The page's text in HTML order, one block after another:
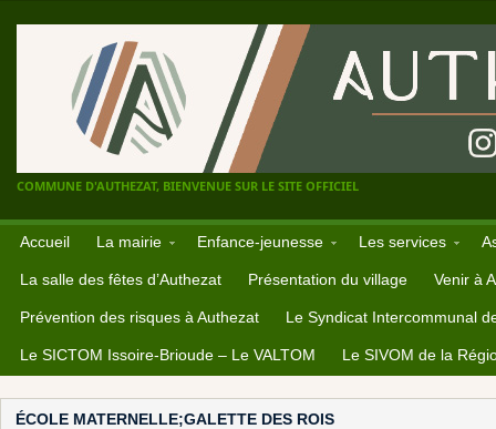
COMMUNE D'AUTHEZAT, BIENVENUE SUR LE SITE OFFICIEL
Accueil La mairie Enfance-jeunesse Les services
La salle des fêtes d’Authezat Présentation du village Venir à
Prévention des risques à Authezat Le Syndicat Intercommunal
Le SICTOM Issoire-Brioude – Le VALTOM Le SIVOM de la
ÉCOLE MATERNELLE;GALETTE DES ROIS